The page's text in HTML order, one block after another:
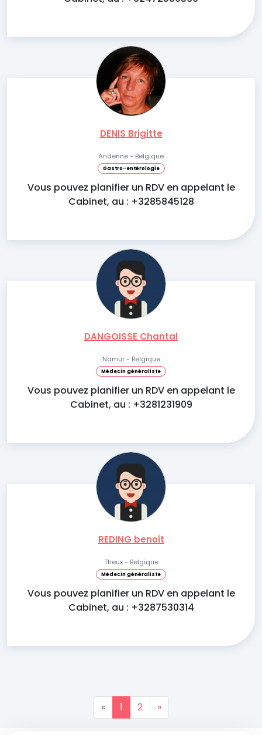
DENIS Brigitte
Andenne - Belgique
Gastro-entérologie
Vous pouvez planifier un RDV en appelant le
Cabinet, au : +3285845128
DANGOISSE Chantal
Namur - Belgique
Médecin généraliste
Vous pouvez planifier un RDV en appelant le
Cabinet, au : +3281231909
REDING benoît
Theux - Belgique
Médecin généraliste
Vous pouvez planifier un RDV en appelant le
Cabinet, au : +3287530314
« 1 2 »